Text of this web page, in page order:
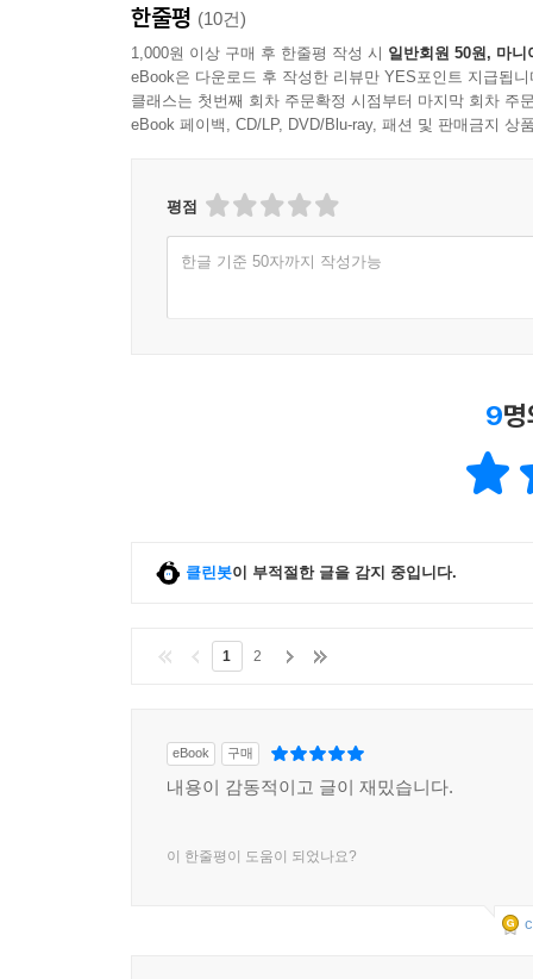
한줄평 (10건)
1,000원 이상 구매 후 한줄평 작성 시 일반회원 50원, 마니
eBook은 다운로드 후 작성한 리뷰만 YES포인트 지급됩니
클래스는 첫번째 회차 주문확정 시점부터 마지막 회차 주
eBook 페이백, CD/LP, DVD/Blu-ray, 패션 및 판매금지 상
평점
한글 기준 50자까지 작성가능
9
클린봇이 부적절한 글을 감지 중입니다.
1 2
eBook 구매
내용이 감동적이고 글이 재밌습니다.
이 한줄평이 도움이 되었나요?